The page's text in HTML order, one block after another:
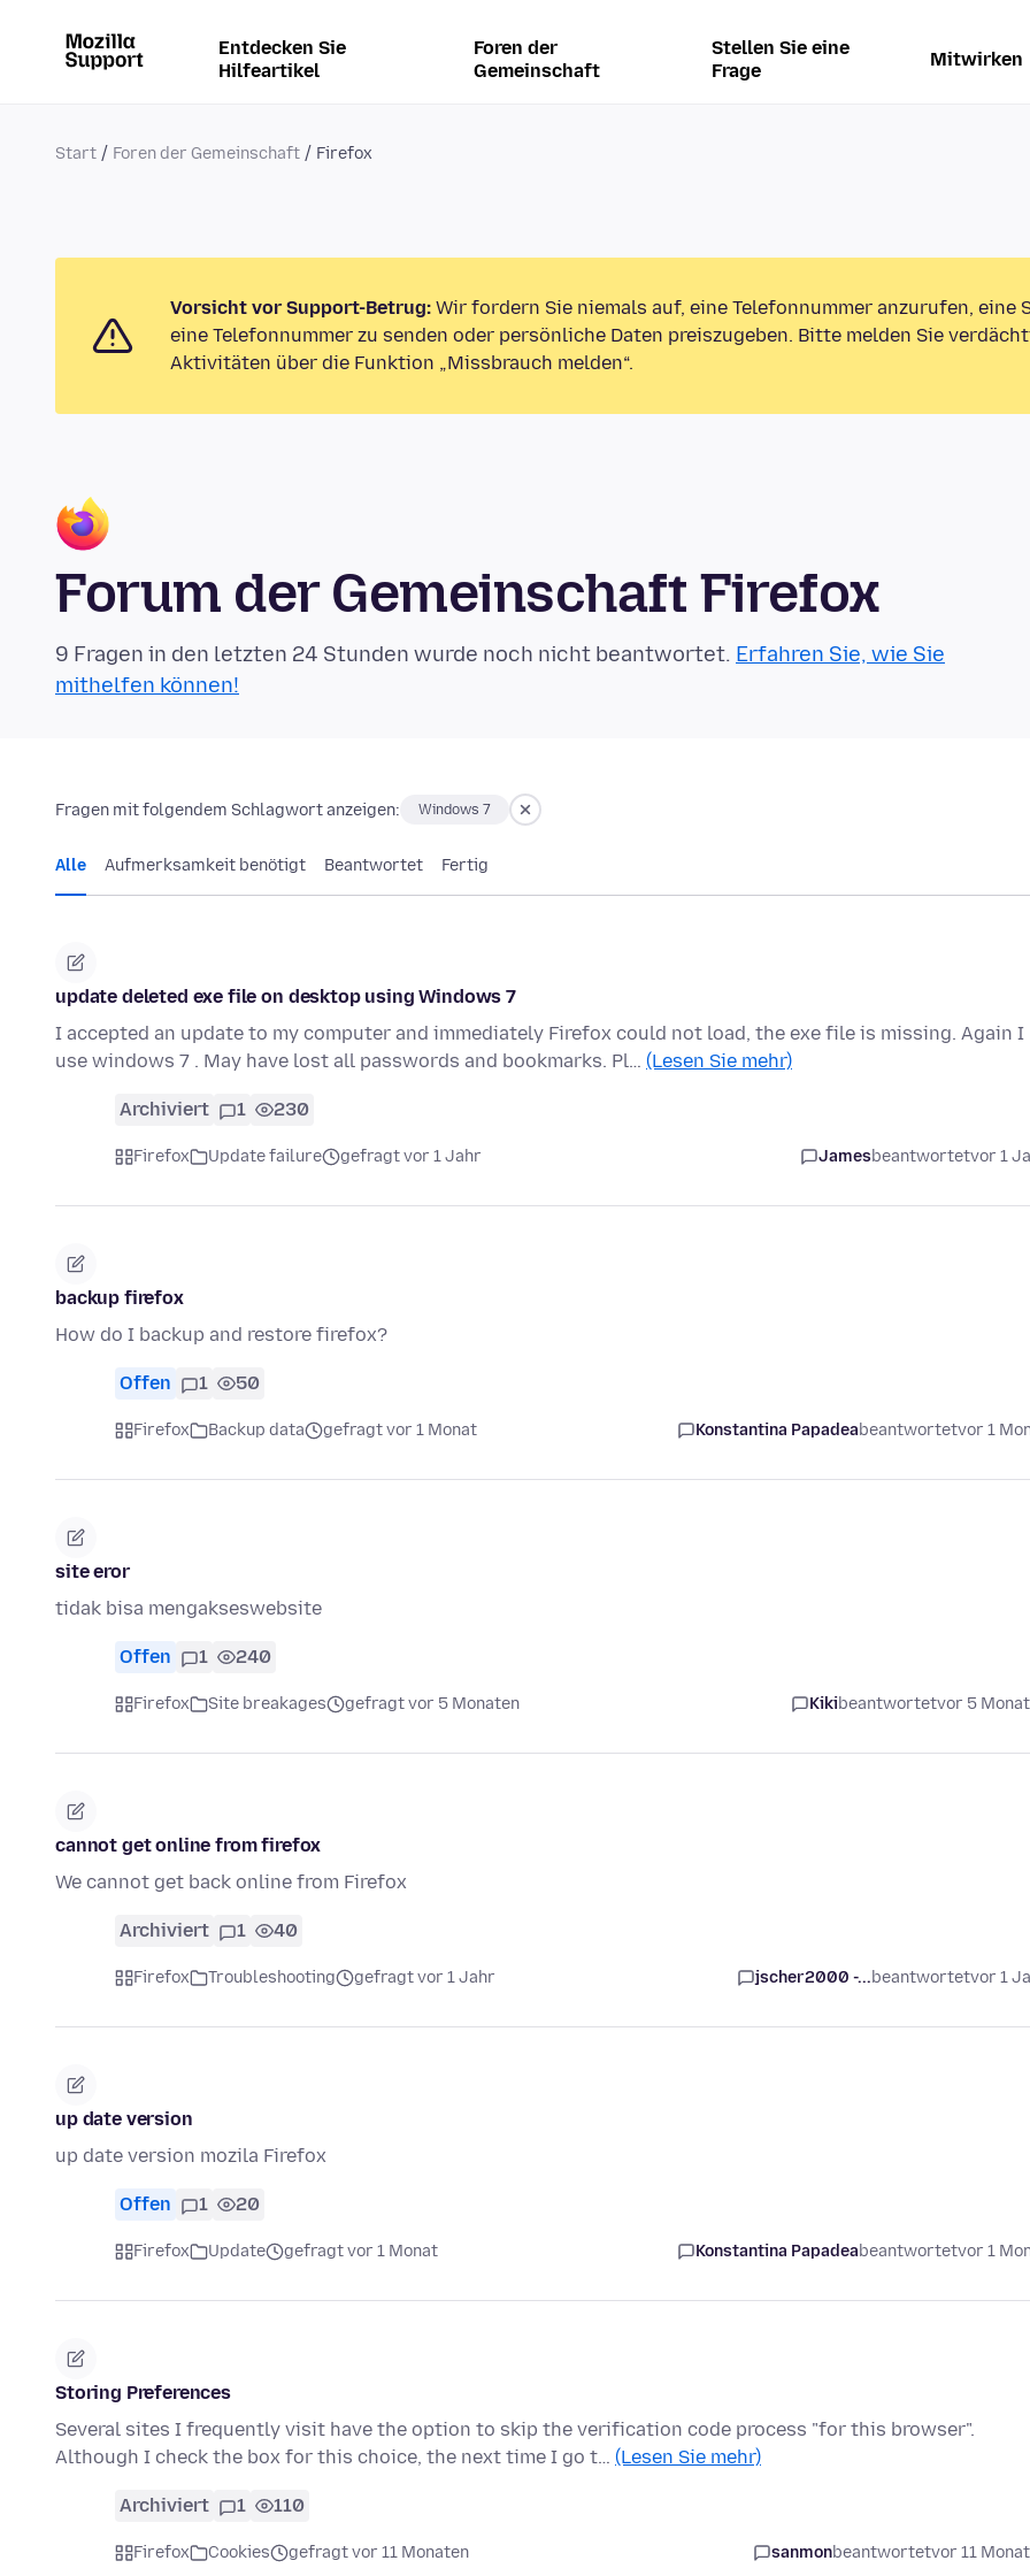
Entdecken Sie
Hilfeartikel
Foren der
Gemeinschaft
Stellen Sie eine
Frage
Mitwirken
Start Foren der Gemeinschaft Firefox
Vorsicht vor Support-Betrug: Wir fordern Sie niemals auf, eine Telefonnummer anzurufen, eine
eine Telefonnummer zu senden oder persönliche Daten preiszugeben. Bitte melden Sie
Aktivitäten über die Funktion „Missbrauch melden“.
Forum der Gemeinschaft Firefox
9 Fragen in den letzten 24 Stunden wurde noch nicht beantwortet. Erfahren Sie, wie Sie
mithelfen können!
Fragen mit folgendem Schlagwort anzeigen: Windows 7
Alle Aufmerksamkeit benötigt Beantwortet Fertig
update deleted exe file on desktop using Windows 7
I accepted an update to my computer and immediately Firefox could not load, the exe file is missing. Again I
use windows 7 . May have lost all passwords and bookmarks. Pl… (Lesen Sie mehr)
Archiviert 1 230
Firefox Update failure gefragt vor 1 Jahr Jamesbeantwortetvor 1
backup firefox
How do I backup and restore firefox?
Offen 1 50
Firefox Backup data gefragt vor 1 Monat Konstantina Papadeabeantwortetvor 1
site eror
tidak bisa mengakseswebsite
Offen 1 240
Firefox Site breakages gefragt vor 5 Monaten Kikibeantwortetvor 5
cannot get online from firefox
We cannot get back online from Firefox
Archiviert 1 40
Firefox Troubleshooting gefragt vor 1 Jahr jscher2000 -...beantwortetvor 1
up date version
up date version mozila Firefox
Offen 1 20
Firefox Update gefragt vor 1 Monat Konstantina Papadeabeantwortetvor 1
Storing Preferences
Several sites I frequently visit have the option to skip the verification code process "for this browser".
Although I check the box for this choice, the next time I go t… (Lesen Sie mehr)
Archiviert 1 110
Firefox Cookies gefragt vor 11 Monaten sanmonbeantwortetvor 11